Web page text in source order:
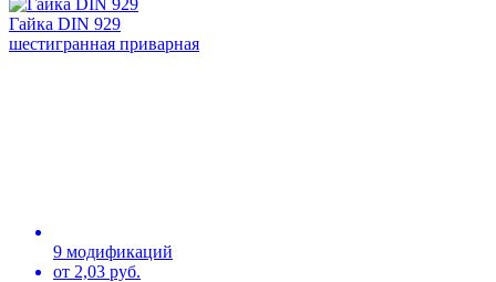
Гайка DIN 929
шестигранная приварная
9 модификаций
от 2,03 руб.